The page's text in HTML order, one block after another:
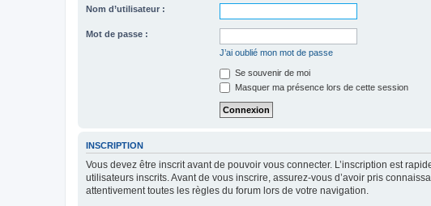
Nom d’utilisateur :
Mot de passe :
J’ai oublié mon mot de passe
Se souvenir de moi
Masquer ma présence lors de cette session
INSCRIPTION
Vous devez être inscrit avant de pouvoir vous connecter. L’inscription est
utilisateurs inscrits. Avant de vous inscrire, assurez-vous d’avoir pris
attentivement toutes les règles du forum lors de votre navigation.